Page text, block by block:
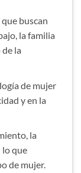
buscan
la familia
la
de mujer
y en la
la
lo que
de mujer.